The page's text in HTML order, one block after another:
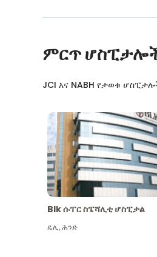
ምርጥ
JCI እና NABH የታወቁ
Blk ሱፐር ስፔሻሊቲ ሆስፒታል
ዴሊ,ሕንድ